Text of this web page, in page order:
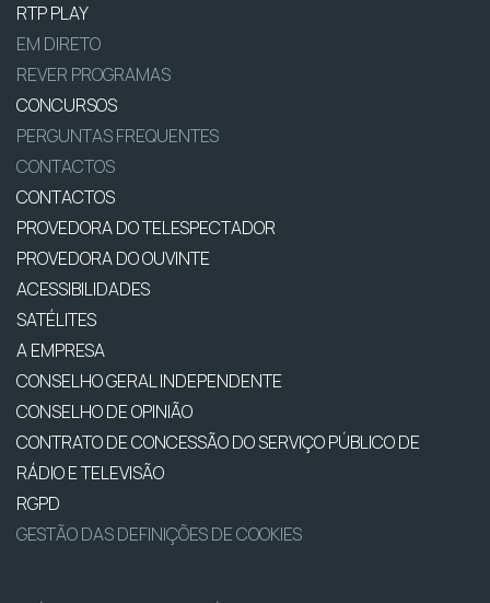
RTP PLAY
EM DIRETO
REVER PROGRAMAS
CONCURSOS
PERGUNTAS FREQUENTES
CONTACTOS
CONTACTOS
PROVEDORA DO TELESPECTADOR
PROVEDORA DO OUVINTE
ACESSIBILIDADES
SATÉLITES
A EMPRESA
CONSELHO GERAL INDEPENDENTE
CONSELHO DE OPINIÃO
CONTRATO DE CONCESSÃO DO SERVIÇO PÚBLICO DE
RÁDIO E TELEVISÃO
RGPD
GESTÃO DAS DEFINIÇÕES DE COOKIES